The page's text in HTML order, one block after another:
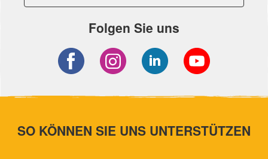
Folgen Sie uns
SO KÖNNEN SIE UNS UNTERSTÜTZEN